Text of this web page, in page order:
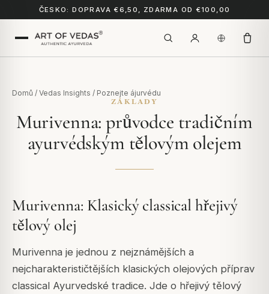
ČESKO: DOPRAVA €6,50, ZDARMA OD €100,00
Domů / Vedas Insights / Poznejte ájurvédu
ZÁKLADY
Murivenna: průvodce tradičním
ayurvédským tělovým olejem
Murivenna: Klasický classical hřejivý
tělový olej
Murivenna je jednou z nejznámějších a
nejcharakterističtějších klasických olejových příprav
classical Ayurvedské tradice. Jde o hřejivý tělový